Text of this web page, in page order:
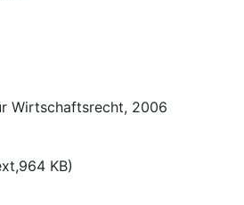
Wirtschaftsrecht, 2006
KB)